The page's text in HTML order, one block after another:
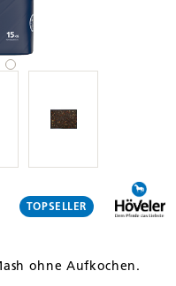
TOPSELLER
ohne Aufkochen.